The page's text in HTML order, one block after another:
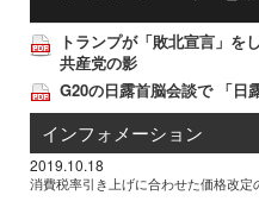
トランプが「敗北宣言」を
共産党の影
G20の日露首脳会談で 「日
インフォメーション
2019.10.18
消費税率引き上げに合わせた価格改定